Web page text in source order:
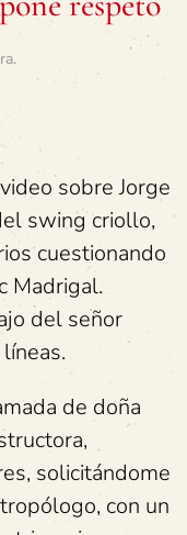
.
sobre Jorge
swing criollo,
cuestionando
Madrigal.
del señor
de doña
solicitándome
con un